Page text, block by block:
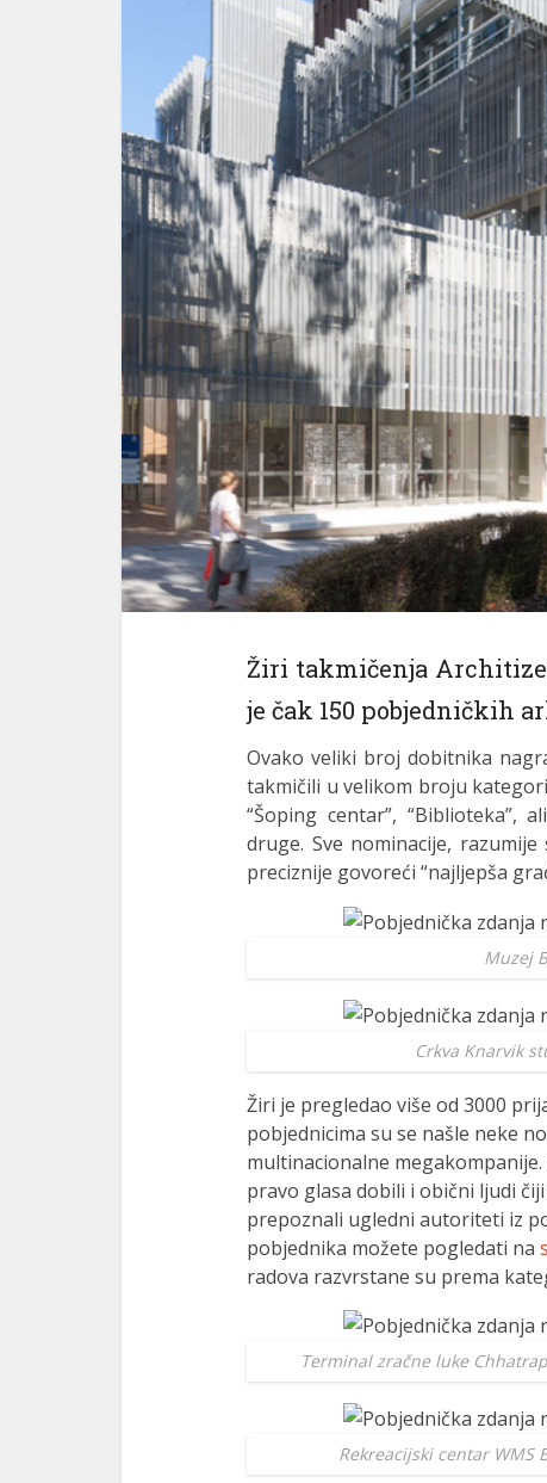
Žiri takmičenja
je čak 150 pobjedničkih
Ovako veliki broj dobitnika
takmičili u velikom broju
“Šoping centar”, “Biblioteka”,
druge. Sve nominacije,
preciznije govoreći “najljepša
Muzej
Crkva Knarvik
Žiri je pregledao više od 3000
pobjednicima su se našle neke
multinacionalne
pravo glasa dobili i obični ljudi
prepoznali ugledni autoriteti iz
pobjednika možete pogledati na
radova razvrstane su prema
Terminal zračne luke
Rekreacijski centar WMS